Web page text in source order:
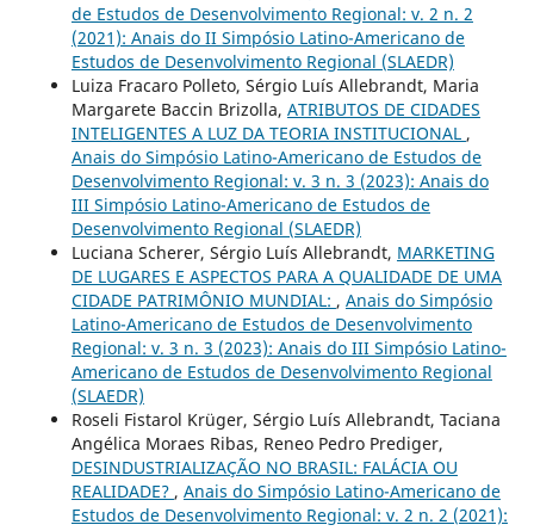
de Estudos de Desenvolvimento Regional: v. 2 n. 2
(2021): Anais do II Simpósio Latino-Americano de
Estudos de Desenvolvimento Regional (SLAEDR)
Luiza Fracaro Polleto, Sérgio Luís Allebrandt, Maria
Margarete Baccin Brizolla, ATRIBUTOS DE CIDADES
INTELIGENTES A LUZ DA TEORIA INSTITUCIONAL ,
Anais do Simpósio Latino-Americano de Estudos de
Desenvolvimento Regional: v. 3 n. 3 (2023): Anais do
III Simpósio Latino-Americano de Estudos de
Desenvolvimento Regional (SLAEDR)
Luciana Scherer, Sérgio Luís Allebrandt, MARKETING
DE LUGARES E ASPECTOS PARA A QUALIDADE DE UMA
CIDADE PATRIMÔNIO MUNDIAL: , Anais do Simpósio
Latino-Americano de Estudos de Desenvolvimento
Regional: v. 3 n. 3 (2023): Anais do III Simpósio Latino-
Americano de Estudos de Desenvolvimento Regional
(SLAEDR)
Roseli Fistarol Krüger, Sérgio Luís Allebrandt, Taciana
Angélica Moraes Ribas, Reneo Pedro Prediger,
DESINDUSTRIALIZAÇÃO NO BRASIL: FALÁCIA OU
REALIDADE? , Anais do Simpósio Latino-Americano de
Estudos de Desenvolvimento Regional: v. 2 n. 2 (2021):